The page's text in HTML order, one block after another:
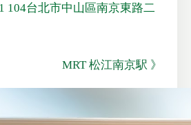
104台北市中山區南京東路二
MRT 松江南京駅 》